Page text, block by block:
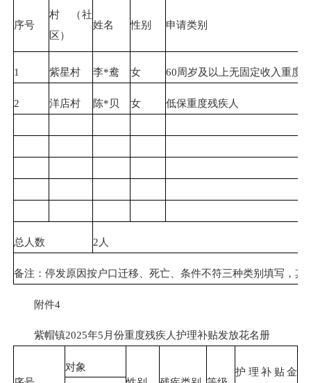
序号
村 （社
区）
姓名 性别 申请类别
1 紫星村 李*鸯 女 60周岁及以上无固定收入重度
2 洋店村 陈*贝 女 低保重度残疾人
总人数 2人
备注：停发原因按户口迁移、死亡、条件不符三种类别填写，其
附件4
紫帽镇2025年5月份重度残疾人护理补贴发放花名册
对象
护理补贴金